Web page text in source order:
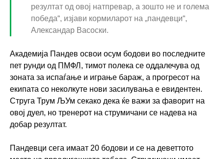
резултат од овој натпревар, а зошто не и голема
победа“, изјави кормиларот на „пандевци“,
Александар Васоски.
Академија Пандев освои осум бодови во последните
пет рунди од ПМФЛ , тимот полека се оддалечува од
зоната за испаѓање и играње бараж, а прогресот на
екипата со неколкуте нови засилувања е евидентен.
Струга Трум ЉУм секако дека ќе важи за фаворит на
овој дуел, но тренерот на струмичани се надева на
добар резултат.
Пандевци сега имаат 20 бодови и се на деветтото